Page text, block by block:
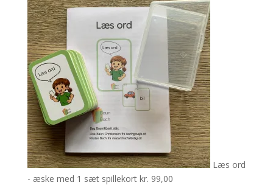
Læs ord
- æske med 1 sæt spillekort kr. 99,00